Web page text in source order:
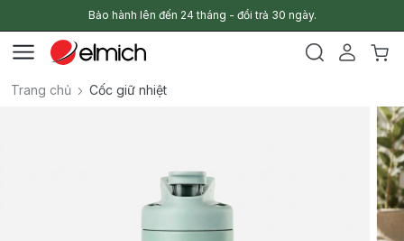
Bảo hành lên đến 24 tháng - đổi trả 30 ngày.
Trang chủ Cốc giữ nhiệt